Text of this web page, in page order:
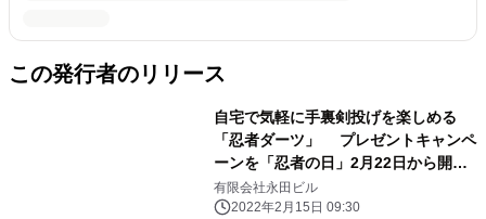
この発行者のリリース
自宅で気軽に手裏剣投げを楽しめる
「忍者ダーツ」 プレゼントキャンペ
ーンを「忍者の日」2月22日から開
催！
有限会社永田ビル
2022年2月15日 09:30